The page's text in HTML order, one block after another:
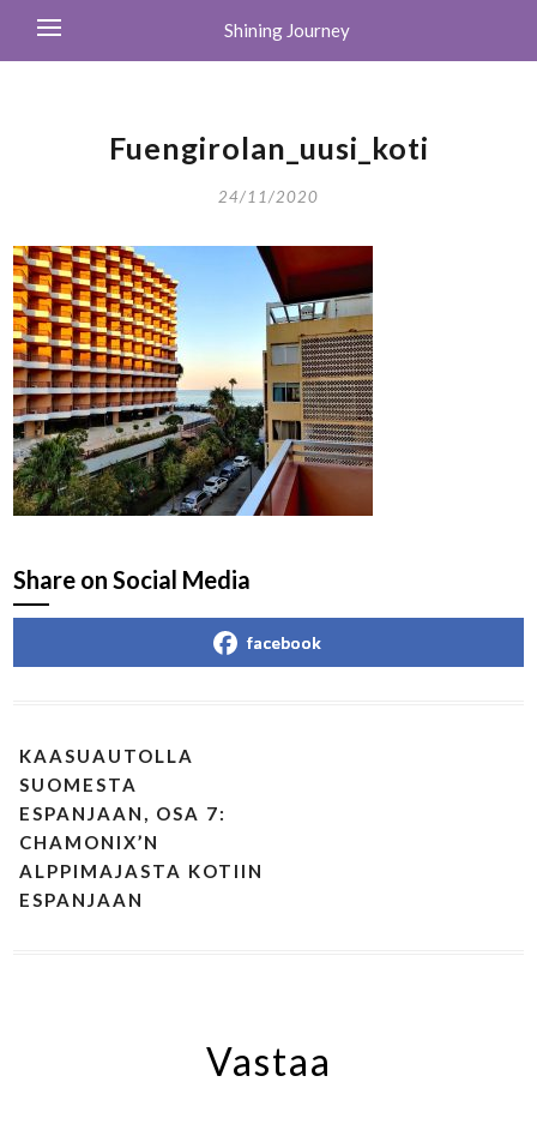
Shining Journey
Fuengirolan_uusi_koti
24/11/2020
Share on Social Media
facebook
KAASUAUTOLLA
SUOMESTA
ESPANJAAN, OSA 7:
CHAMONIX’N
ALPPIMAJASTA KOTIIN
ESPANJAAN
Vastaa